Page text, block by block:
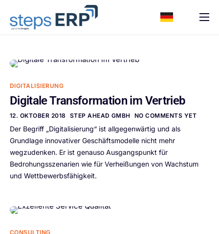
ERP Software
Karriere
Unternehmen
DIGITALISIERUNG
Digitale Transformation im Vertrieb
12. OKTOBER 2018 STEP AHEAD GMBH NO COMMENTS YET
Der Begriff „Digitalisierung“ ist allgegenwärtig und als
Grundlage innovativer Geschäftsmodelle nicht mehr
wegzudenken. Er ist genauso Ausgangspunkt für
Bedrohungsszenarien wie für Verheißungen von Wachstum
und Wettbewerbsfähigkeit.
CONSULTING